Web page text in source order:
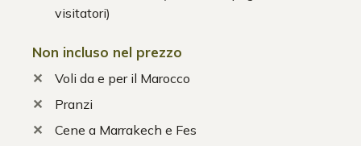
visitatori)
Non incluso nel prezzo
Voli da e per il Marocco
Pranzi
Cene a Marrakech e Fes